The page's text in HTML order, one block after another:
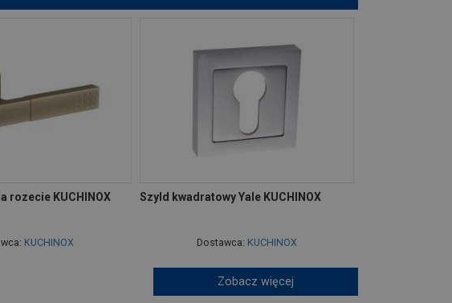
rozecie KUCHINOX
KUCHINOX
Szyld kwadratowy Yale KUCHINOX
Dostawca: KUCHINOX
Zobacz więcej